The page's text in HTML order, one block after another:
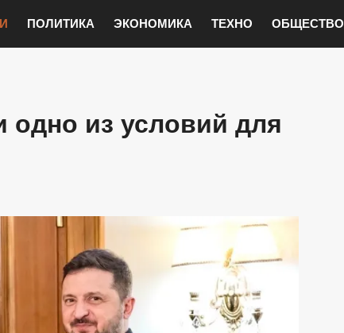
ПОЛИТИКА ЭКОНОМИКА ТЕХНО ОБЩЕСТВО
одно из условий для